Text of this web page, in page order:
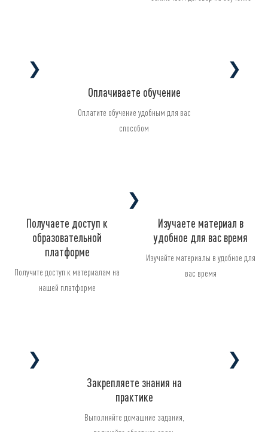
❯
Оплачиваете обучение
Оплатите обучение удобным для вас
способом
❯
Получаете доступ к
образовательной
платформе
Получите доступ к материалам на
нашей платформе
❯
Изучаете материал в
удобное для вас время
Изучайте материалы в удобное для
вас время
❯
Закрепляете знания на
практике
Выполняйте домашние задания,
❯